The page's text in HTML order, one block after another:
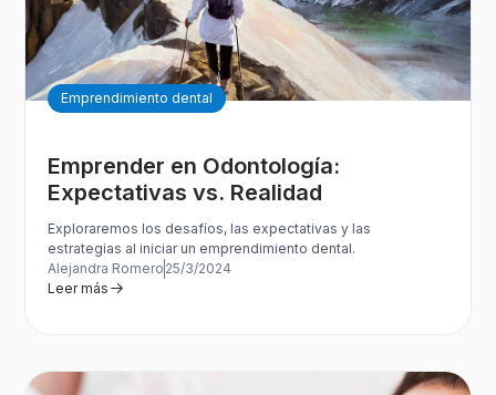
Emprendimiento dental
Emprender en Odontología:
Expectativas vs. Realidad
Exploraremos los desafíos, las expectativas y las
estrategias al iniciar un emprendimiento dental.
Alejandra Romero 25/3/2024
Leer más